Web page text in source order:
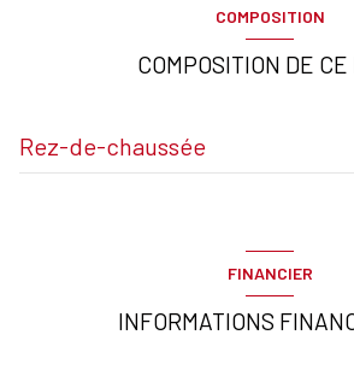
exposition Sud-Ouest
COMPOSITION
COMPOSITION DE CE
Rez-de-chaussée
FINANCIER
INFORMATIONS